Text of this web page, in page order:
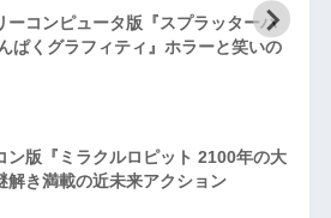
ーコンピュータ版『スプラッターハ
ぱくグラフィティ』ホラーと笑いの
ン版『ミラクルロピット 2100年の大
解き満載の近未来アクション